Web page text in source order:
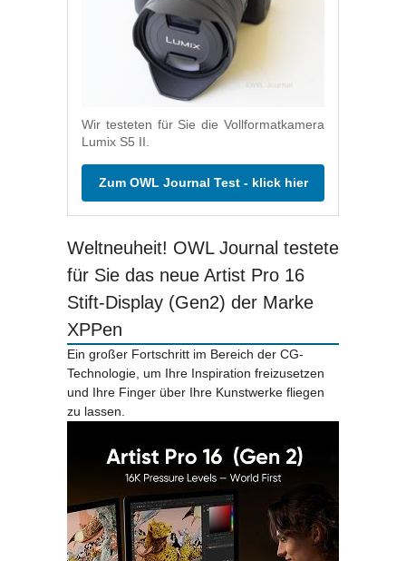
Wir testeten für Sie die Vollformatkamera
Lumix S5 II.
Zum OWL Journal Test - klick hier
Weltneuheit! OWL Journal testete
für Sie das neue Artist Pro 16
Stift-Display (Gen2) der Marke
XPPen
Ein großer Fortschritt im Bereich der CG-
Technologie, um Ihre Inspiration freizusetzen
und Ihre Finger über Ihre Kunstwerke fliegen
zu lassen.